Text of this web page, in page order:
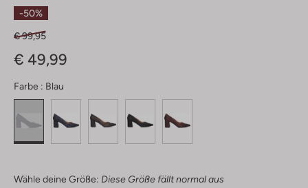
Sterne
-50%
€ 99,95
€ 49,99
Farbe : Blau
Wähle deine Größe: Diese Größe fällt normal aus